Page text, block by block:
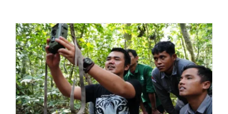
Berita
Indonesian